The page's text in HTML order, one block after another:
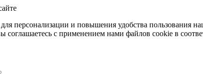
персонализации и повышения удобства пользования
соглашаетесь с применением нами файлов cookie в